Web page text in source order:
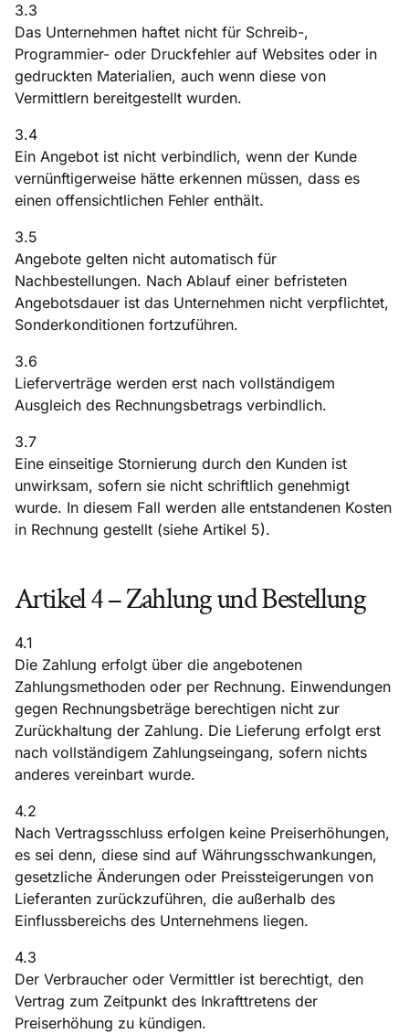
3.3
Das Unternehmen haftet nicht für Schreib-,
Programmier- oder Druckfehler auf Websites oder in
gedruckten Materialien, auch wenn diese von
Vermittlern bereitgestellt wurden.
3.4
Ein Angebot ist nicht verbindlich, wenn der Kunde
vernünftigerweise hätte erkennen müssen, dass es
einen offensichtlichen Fehler enthält.
3.5
Angebote gelten nicht automatisch für
Nachbestellungen. Nach Ablauf einer befristeten
Angebotsdauer ist das Unternehmen nicht verpflichtet,
Sonderkonditionen fortzuführen.
3.6
Lieferverträge werden erst nach vollständigem
Ausgleich des Rechnungsbetrags verbindlich.
3.7
Eine einseitige Stornierung durch den Kunden ist
unwirksam, sofern sie nicht schriftlich genehmigt
wurde. In diesem Fall werden alle entstandenen Kosten
in Rechnung gestellt (siehe Artikel 5).
Artikel 4 – Zahlung und Bestellung
4.1
Die Zahlung erfolgt über die angebotenen
Zahlungsmethoden oder per Rechnung. Einwendungen
gegen Rechnungsbeträge berechtigen nicht zur
Zurückhaltung der Zahlung. Die Lieferung erfolgt erst
nach vollständigem Zahlungseingang, sofern nichts
anderes vereinbart wurde.
4.2
Nach Vertragsschluss erfolgen keine Preiserhöhungen,
es sei denn, diese sind auf Währungsschwankungen,
gesetzliche Änderungen oder Preissteigerungen von
Lieferanten zurückzuführen, die außerhalb des
Einflussbereichs des Unternehmens liegen.
4.3
Der Verbraucher oder Vermittler ist berechtigt, den
Vertrag zum Zeitpunkt des Inkrafttretens der
Preiserhöhung zu kündigen.